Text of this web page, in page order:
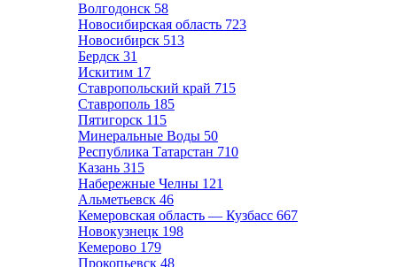
Волгодонск 58
Новосибирская область 723
Новосибирск 513
Бердск 31
Искитим 17
Ставропольский край 715
Ставрополь 185
Пятигорск 115
Минеральные Воды 50
Республика Татарстан 710
Казань 315
Набережные Челны 121
Альметьевск 46
Кемеровская область — Кузбасс 667
Новокузнецк 198
Кемерово 179
Прокопьевск 48